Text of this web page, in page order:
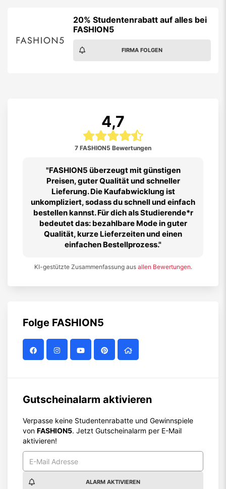
20% Studentenrabatt auf alles bei
FASHION5
FIRMA FOLGEN
4,7
7 FASHION5 Bewertungen
FASHION5 überzeugt mit günstigen
Preisen, guter Qualität und schneller
Lieferung. Die Kaufabwicklung ist
unkompliziert, sodass du schnell und einfach
bestellen kannst. Für dich als Studierende*r
bedeutet das: bezahlbare Mode in guter
Qualität, kurze Lieferzeiten und einen
einfachen Bestellprozess.
KI-gestützte Zusammenfassung aus allen Bewertungen.
Folge FASHION5
Gutscheinalarm aktivieren
Verpasse keine Studentenrabatte und Gewinnspiele
von FASHION5. Jetzt Gutscheinalarm per E-Mail
aktivieren!
ALARM AKTIVIEREN